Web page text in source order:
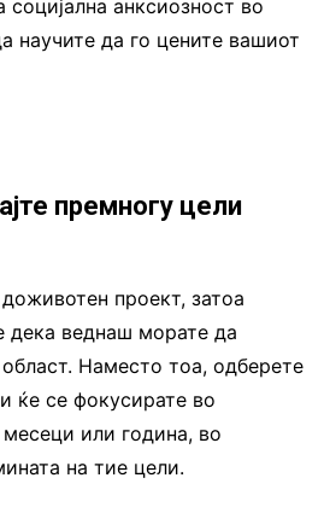
социјална анксиозност во
научите да го цените вашиот
премногу цели
проект, затоа
дека веднаш морате да
област. Наместо тоа, одберете
ќе се фокусирате во
или година, во
на тие цели.